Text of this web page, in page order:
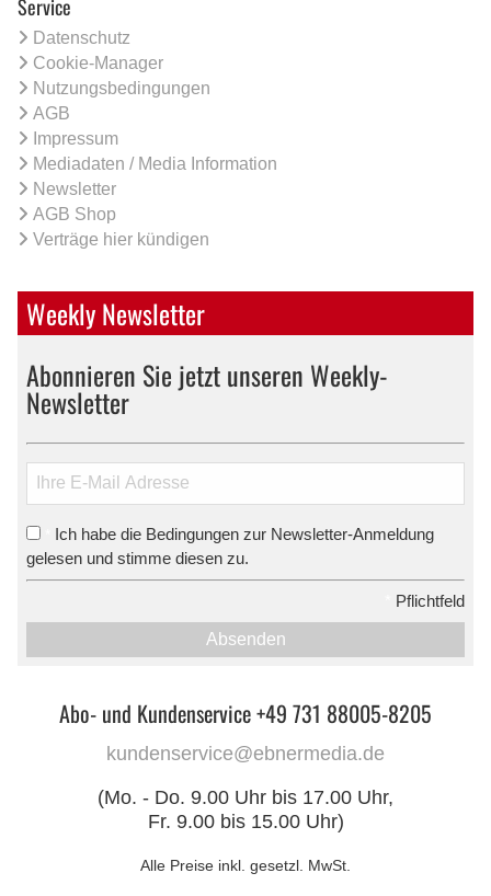
Service
Datenschutz
Cookie-Manager
Nutzungsbedingungen
AGB
Impressum
Mediadaten / Media Information
Newsletter
AGB Shop
Verträge hier kündigen
Weekly Newsletter
Abonnieren Sie jetzt unseren Weekly-
Newsletter
Ich habe die Bedingungen zur Newsletter-Anmeldung
gelesen und stimme diesen zu.
Pflichtfeld
Absenden
Abo- und Kundenservice +49 731 88005-8205
kundenservice@ebnermedia.de
(Mo. - Do. 9.00 Uhr bis 17.00 Uhr,
Fr. 9.00 bis 15.00 Uhr)
Alle Preise inkl. gesetzl. MwSt.